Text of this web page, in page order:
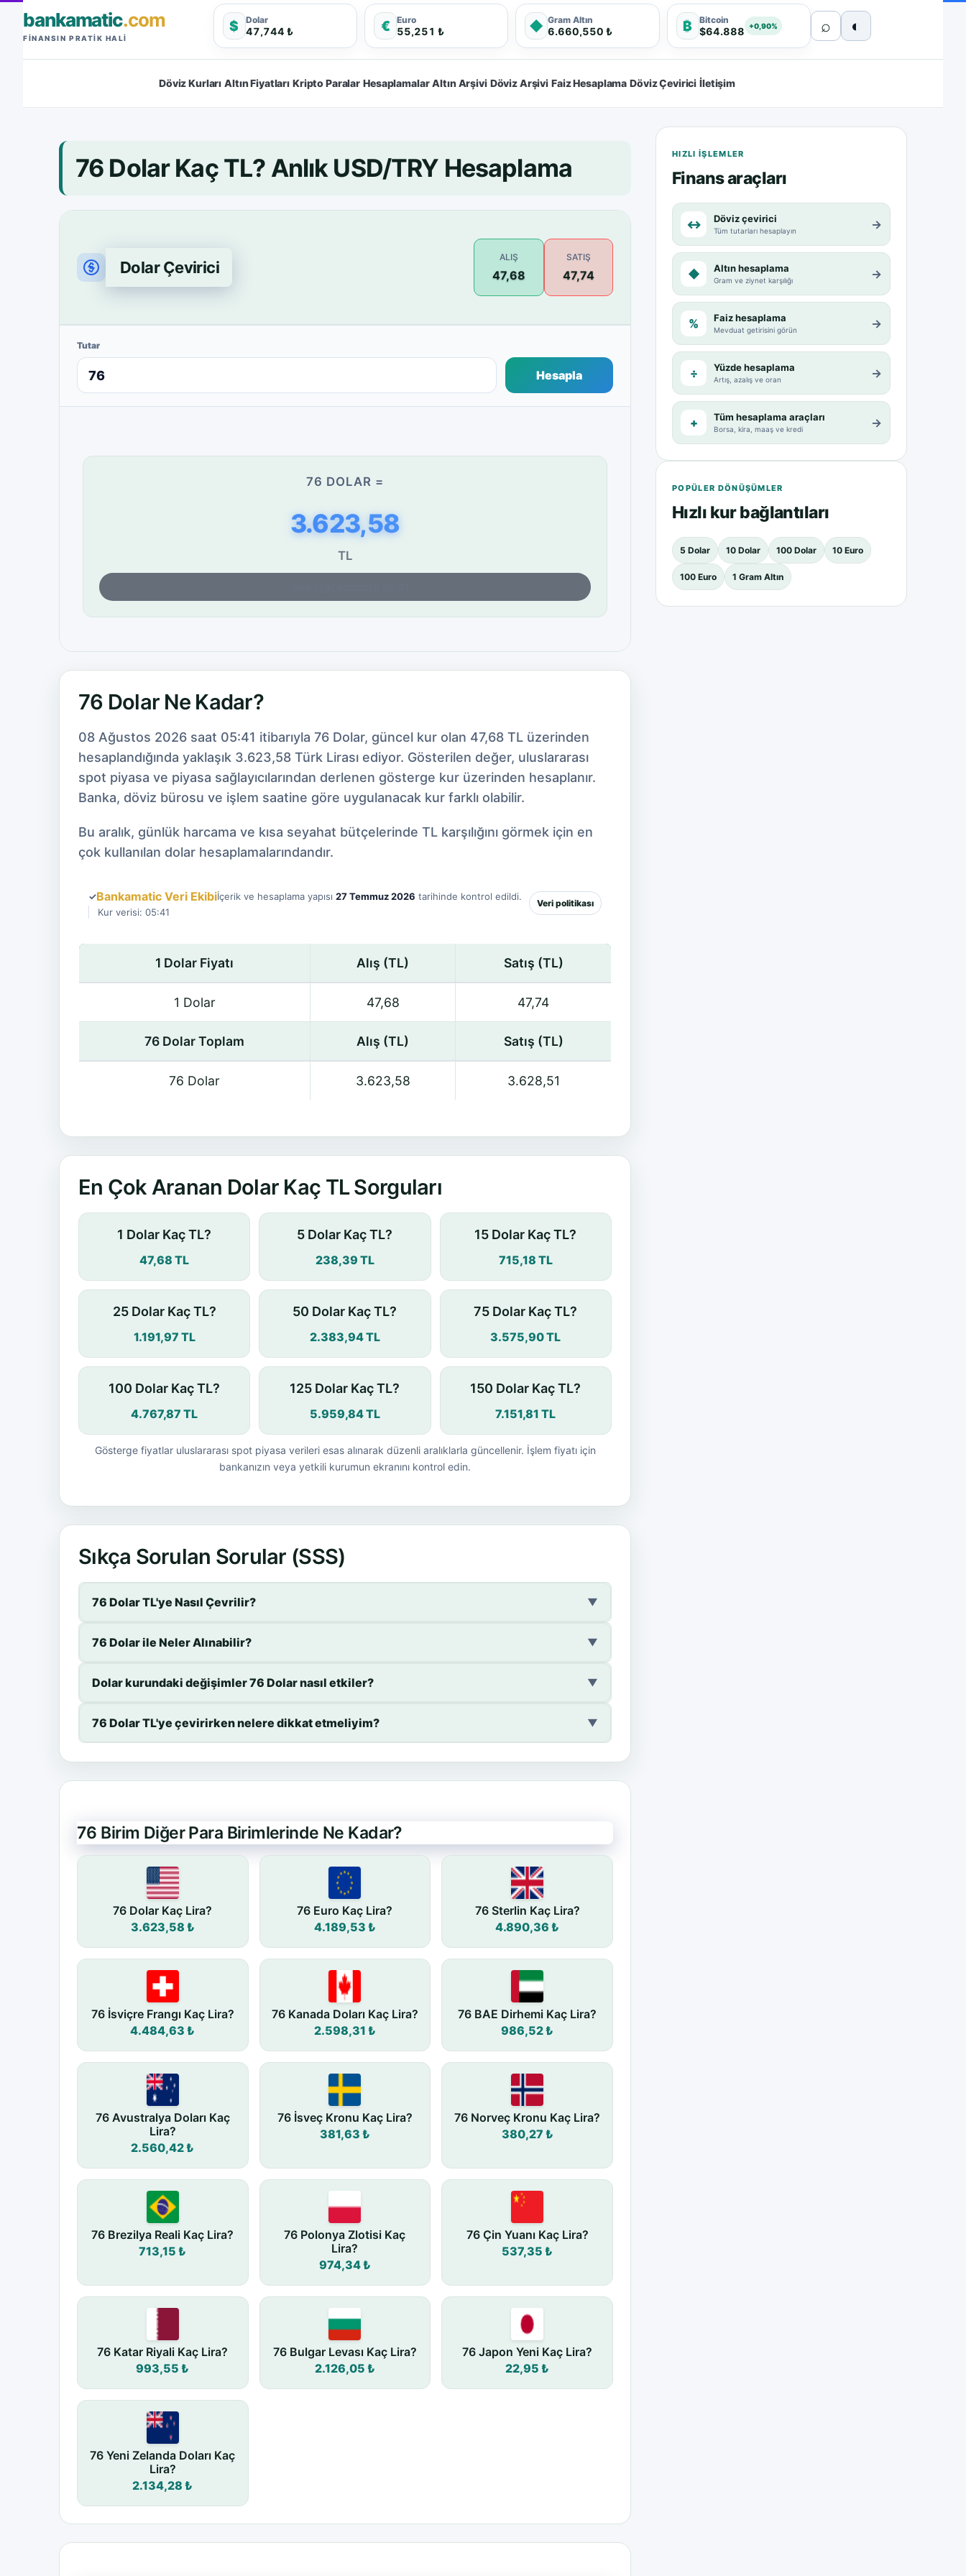
bankamatic.com
FINANSIN PRATIK HALI
$ Dolar
47,744 ₺ € Euro
55,251 ₺ ◆ Gram Altın
6.660,550 ₺ ₿ Bitcoin
$64.888 +0,90% ⌕ ◐
Döviz Kurları Altın Fiyatları Kripto Paralar Hesaplamalar Altın Arşivi Döviz Arşivi Faiz Hesaplama Döviz Çevirici İletişim
76 Dolar Kaç TL? Anlık USD/TRY Hesaplama
Dolar Çevirici
ALIŞ
47,68
SATIŞ
47,74
Tutar
Hesapla
76 DOLAR =
3.623,58
TL
76 Dolar Ne Kadar?
08 Ağustos 2026 saat 05:41 itibarıyla 76 Dolar, güncel kur olan 47,68 TL üzerinden
hesaplandığında yaklaşık 3.623,58 Türk Lirası ediyor. Gösterilen değer, uluslararası
spot piyasa ve piyasa sağlayıcılarından derlenen gösterge kur üzerinden hesaplanır.
Banka, döviz bürosu ve işlem saatine göre uygulanacak kur farklı olabilir.
Bu aralık, günlük harcama ve kısa seyahat bütçelerinde TL karşılığını görmek için en
çok kullanılan dolar hesaplamalarındandır.
✓Bankamatic Veri Ekibiİçerik ve hesaplama yapısı 27 Temmuz 2026 tarihinde kontrol edildi.
Kur verisi: 05:41
Veri politikası
1 Dolar Fiyatı Alış (TL) Satış (TL)
1 Dolar 47,68 47,74
76 Dolar Toplam Alış (TL) Satış (TL)
76 Dolar 3.623,58 3.628,51
En Çok Aranan Dolar Kaç TL Sorguları
1 Dolar Kaç TL?
47,68 TL
5 Dolar Kaç TL?
238,39 TL
15 Dolar Kaç TL?
715,18 TL
25 Dolar Kaç TL?
1.191,97 TL
50 Dolar Kaç TL?
2.383,94 TL
75 Dolar Kaç TL?
3.575,90 TL
100 Dolar Kaç TL?
4.767,87 TL
125 Dolar Kaç TL?
5.959,84 TL
150 Dolar Kaç TL?
7.151,81 TL
Gösterge fiyatlar uluslararası spot piyasa verileri esas alınarak düzenli aralıklarla güncellenir. İşlem fiyatı için
bankanızın veya yetkili kurumun ekranını kontrol edin.
Sıkça Sorulan Sorular (SSS)
76 Dolar TL'ye Nasıl Çevrilir? ▼
76 Dolar ile Neler Alınabilir? ▼
Dolar kurundaki değişimler 76 Dolar nasıl etkiler? ▼
76 Dolar TL'ye çevirirken nelere dikkat etmeliyim? ▼
76 Birim Diğer Para Birimlerinde Ne Kadar?
76 Dolar Kaç Lira?
3.623,58 ₺
76 Euro Kaç Lira?
4.189,53 ₺
76 Sterlin Kaç Lira?
4.890,36 ₺
76 İsviçre Frangı Kaç Lira?
4.484,63 ₺
76 Kanada Doları Kaç Lira?
2.598,31 ₺
76 BAE Dirhemi Kaç Lira?
986,52 ₺
76 Avustralya Doları Kaç
Lira?
2.560,42 ₺
76 İsveç Kronu Kaç Lira?
381,63 ₺
76 Norveç Kronu Kaç Lira?
380,27 ₺
76 Brezilya Reali Kaç Lira?
713,15 ₺
76 Polonya Zlotisi Kaç
Lira?
974,34 ₺
76 Çin Yuanı Kaç Lira?
537,35 ₺
76 Katar Riyali Kaç Lira?
993,55 ₺
76 Bulgar Levası Kaç Lira?
2.126,05 ₺
76 Japon Yeni Kaç Lira?
22,95 ₺
76 Yeni Zelanda Doları Kaç
Lira?
2.134,28 ₺
HIZLI IŞLEMLER
Finans araçları
↔ Döviz çevirici
Tüm tutarları hesaplayın →
◆ Altın hesaplama
Gram ve ziynet karşılığı →
% Faiz hesaplama
Mevduat getirisini görün →
÷ Yüzde hesaplama
Artış, azalış ve oran →
+ Tüm hesaplama araçları
Borsa, kira, maaş ve kredi →
POPÜLER DÖNÜŞÜMLER
Hızlı kur bağlantıları
5 Dolar 10 Dolar 100 Dolar 10 Euro
100 Euro 1 Gram Altın